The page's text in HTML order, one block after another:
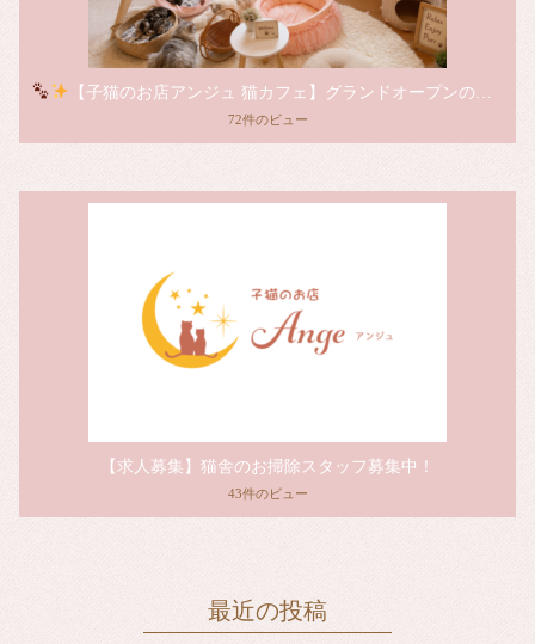
【子猫のお店アンジュ 猫カフェ】グランドオープンのお知らせ
72件のビュー
【求人募集】猫舎のお掃除スタッフ募集中！
43件のビュー
最近の投稿